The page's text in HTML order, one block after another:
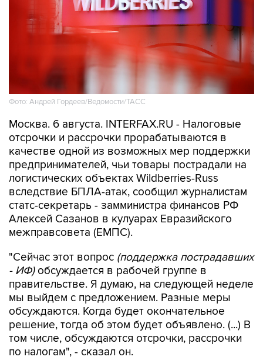
Фото: Андрей Гордеев/Ведомости/ТАСС
Москва. 6 августа. INTERFAX.RU - Налоговые
отсрочки и рассрочки прорабатываются в
качестве одной из возможных мер поддержки
предпринимателей, чьи товары пострадали на
логистических объектах Wildberries-Russ
вследствие БПЛА-атак, сообщил журналистам
статс-секретарь - замминистра финансов РФ
Алексей Сазанов в кулуарах Евразийского
межправсовета (ЕМПС).
"Сейчас этот вопрос (поддержка пострадавших
- ИФ)обсуждается в рабочей группе в
правительстве. Я думаю, на следующей неделе
мы выйдем с предложением. Разные меры
обсуждаются. Когда будет окончательное
решение, тогда об этом будет объявлено. (...) В
том числе, обсуждаются отсрочки, рассрочки
по налогам", - сказал он.